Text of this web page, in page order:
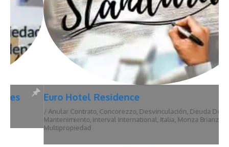
Euro Hotel Residence
Anular Contrato,Concorezzo,Desvinculación,Deuda De
Mantenimiento,Interval International,Italia,Monza Brianza,
Multipropiedad